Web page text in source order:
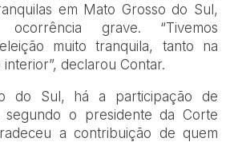
em Mato Grosso do Sul,
grave. “Tivemos
muito tranquila, tanto na
declarou Contar.
do Sul, há a participação de
segundo o presidente da Corte
a contribuição de quem